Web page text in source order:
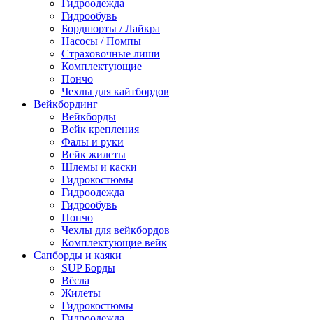
Гидроодежда
Гидрообувь
Бордшорты / Лайкра
Насосы / Помпы
Страховочные лиши
Комплектующие
Пончо
Чехлы для кайтбордов
Вейкбординг
Вейкборды
Вейк крепления
Фалы и руки
Вейк жилеты
Шлемы и каски
Гидрокостюмы
Гидроодежда
Гидрообувь
Пончо
Чехлы для вейкбордов
Комплектующие вейк
Сапборды и каяки
SUP Борды
Вёсла
Жилеты
Гидрокостюмы